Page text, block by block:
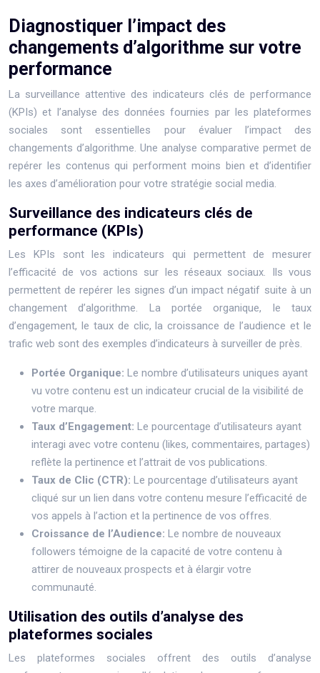
Diagnostiquer l’impact des
changements d’algorithme sur votre
performance
La surveillance attentive des indicateurs clés de performance
(KPIs) et l’analyse des données fournies par les plateformes
sociales sont essentielles pour évaluer l’impact des
changements d’algorithme. Une analyse comparative permet de
repérer les contenus qui performent moins bien et d’identifier
les axes d’amélioration pour votre stratégie social media.
Surveillance des indicateurs clés de
performance (KPIs)
Les KPIs sont les indicateurs qui permettent de mesurer
l’efficacité de vos actions sur les réseaux sociaux. Ils vous
permettent de repérer les signes d’un impact négatif suite à un
changement d’algorithme. La portée organique, le taux
d’engagement, le taux de clic, la croissance de l’audience et le
trafic web sont des exemples d’indicateurs à surveiller de près.
Portée Organique: Le nombre d’utilisateurs uniques ayant
vu votre contenu est un indicateur crucial de la visibilité de
votre marque.
Taux d’Engagement: Le pourcentage d’utilisateurs ayant
interagi avec votre contenu (likes, commentaires, partages)
reflète la pertinence et l’attrait de vos publications.
Taux de Clic (CTR): Le pourcentage d’utilisateurs ayant
cliqué sur un lien dans votre contenu mesure l’efficacité de
vos appels à l’action et la pertinence de vos offres.
Croissance de l’Audience: Le nombre de nouveaux
followers témoigne de la capacité de votre contenu à
attirer de nouveaux prospects et à élargir votre
communauté.
Utilisation des outils d’analyse des
plateformes sociales
Les plateformes sociales offrent des outils d’analyse